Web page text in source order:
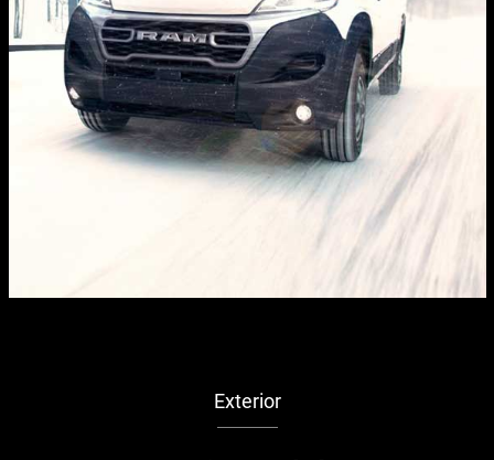
Exterior